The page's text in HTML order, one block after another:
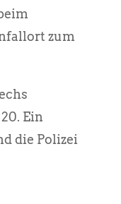
zum
Ein
die Polizei